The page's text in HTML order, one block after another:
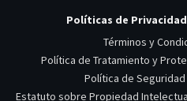
Políticas de
Términos y
Política de Tratamiento y
Política de
Estatuto sobre Propiedad